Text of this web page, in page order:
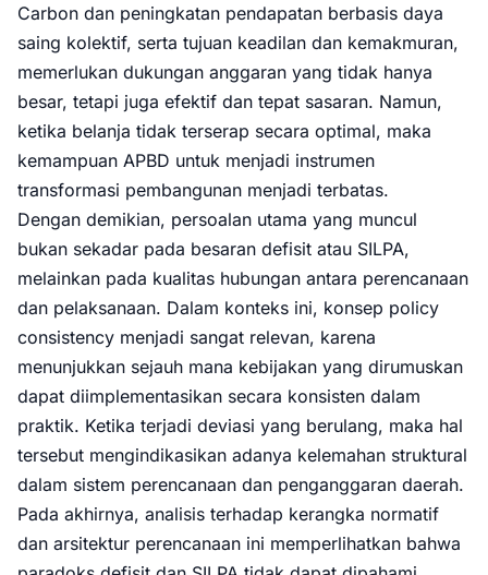
Carbon dan peningkatan pendapatan berbasis daya
saing kolektif, serta tujuan keadilan dan kemakmuran,
memerlukan dukungan anggaran yang tidak hanya
besar, tetapi juga efektif dan tepat sasaran. Namun,
ketika belanja tidak terserap secara optimal, maka
kemampuan APBD untuk menjadi instrumen
transformasi pembangunan menjadi terbatas.
Dengan demikian, persoalan utama yang muncul
bukan sekadar pada besaran defisit atau SILPA,
melainkan pada kualitas hubungan antara perencanaan
dan pelaksanaan. Dalam konteks ini, konsep policy
consistency menjadi sangat relevan, karena
menunjukkan sejauh mana kebijakan yang dirumuskan
dapat diimplementasikan secara konsisten dalam
praktik. Ketika terjadi deviasi yang berulang, maka hal
tersebut mengindikasikan adanya kelemahan struktural
dalam sistem perencanaan dan penganggaran daerah.
Pada akhirnya, analisis terhadap kerangka normatif
dan arsitektur perencanaan ini memperlihatkan bahwa